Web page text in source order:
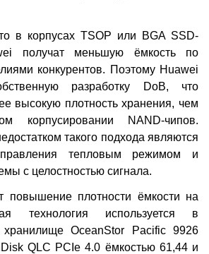
в корпусах TSOP или BGA SSD-
получат меньшую ёмкость по
конкурентов. Поэтому Huawei
разработку DoB, что
высокую плотность хранения, чем
корпусировании NAND-чипов.
такого подхода являются
тепловым режимом и
с целостностью сигнала.
повышение плотности ёмкости на
технология используется в
OceanStor Pacific 9926
QLC PCIe 4.0 ёмкостью 61,44 и